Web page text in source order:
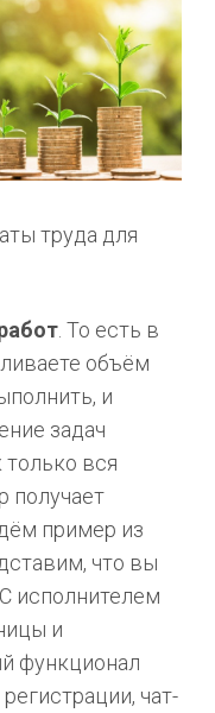
труда для
. То есть в
объём
и
задач
только вся
получает
пример из
что вы
исполнителем
и
функционал
чат-